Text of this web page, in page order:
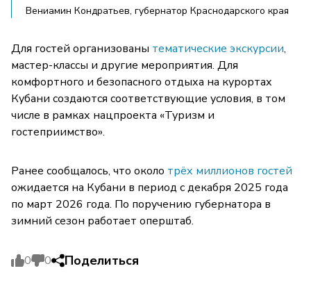
Вениамин Кондратьев, губернатор Краснодарского края
Для гостей организованы тематические экскурсии,
мастер-классы и другие мероприятия. Для
комфортного и безопасного отдыха на курортах
Кубани создаются соответствующие условия, в том
числе в рамках нацпроекта «Туризм и
гостеприимство».
Ранее сообщалось, что около трёх миллионов гостей
ожидается на Кубани в период с декабря 2025 года
по март 2026 года. По поручению губернатора в
зимний сезон работает оперштаб.
0 0 Поделиться